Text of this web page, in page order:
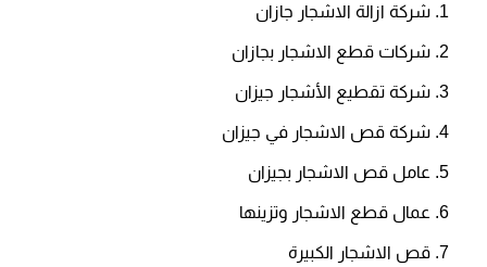
شركة ازالة الاشجار جازان
شركات قطع الاشجار بجازان
شركة تقطيع الأشجار جيزان
شركة قص الاشجار في جيزان
عامل قص الاشجار بجيزان
عمال قطع الاشجار وتزينها
قص الاشجار الكبيرة